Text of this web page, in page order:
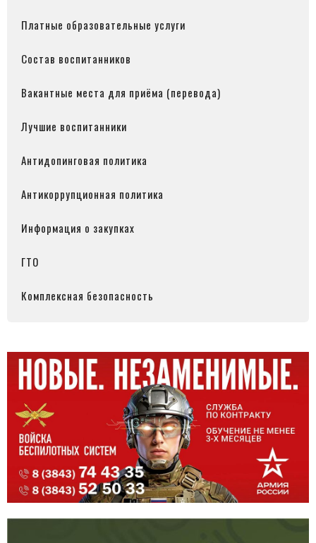
Платные образовательные услуги
Состав воспитанников
Вакантные места для приёма (перевода)
Лучшие воспитанники
Антидопинговая политика
Антикоррупционная политика
Информация о закупках
ГТО
Комплексная безопасность